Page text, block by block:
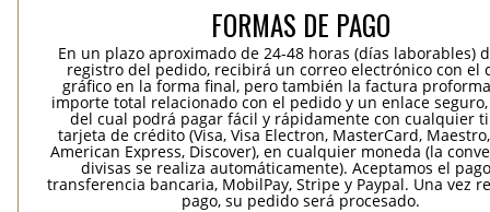
FORMAS DE PAGO
En un plazo aproximado de 24-48 horas (días laborables)
registro del pedido, recibirá un correo electrónico con el
gráfico en la forma final, pero también la factura
importe total relacionado con el pedido y un enlace
del cual podrá pagar fácil y rápidamente con cualquier
tarjeta de crédito (Visa, Visa Electron, MasterCard,
American Express, Discover), en cualquier moneda (la
divisas se realiza automáticamente). Aceptamos el
transferencia bancaria, MobilPay, Stripe y Paypal. Una vez
pago, su pedido será procesado.